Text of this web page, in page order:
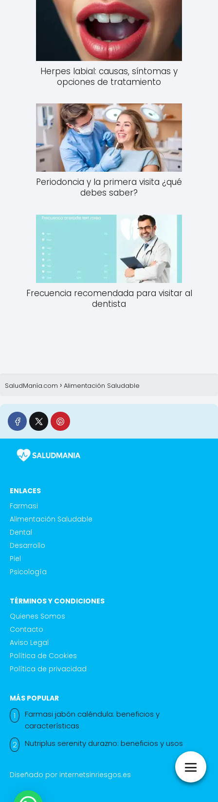
Herpes labial: causas, síntomas y
opciones de tratamiento
Periodoncia y la primera visita ¿qué
debes saber?
Frecuencia recomendada para visitar al
dentista
SaludManía.com Alimentación Saludable
ENLACES
Farmasi
Alimentación Saludable
Dental
Desarrollo
Piel
Psicología
TÉRMINOS Y CONDICIONES
Quienes Somos
Contacto
Aviso Legal
Política de Cookies
Política de privacidad
MÁS POPULAR
Farmasi jabón caléndula: beneficios y
características
Nutriplus serenity durazno: beneficios y usos
Diseñado por internetsinriesgos.es